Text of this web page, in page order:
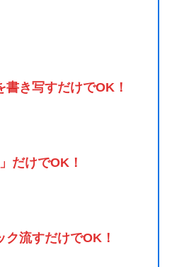
き写すだけでOK！
だけでOK！
流すだけでOK！